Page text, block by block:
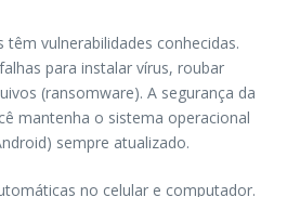
vulnerabilidades conhecidas.
para instalar vírus, roubar
(ransomware). A segurança da
mantenha o sistema operacional
sempre atualizado.
no celular e computador.